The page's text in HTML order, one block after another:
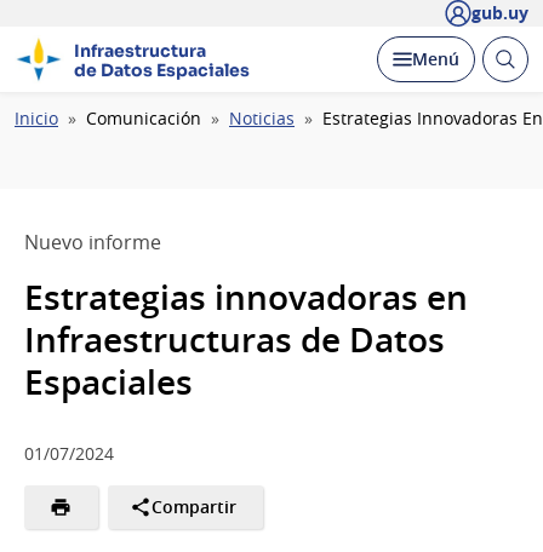
gub.uy
Infraestructura
de Datos Espaciales
Desplegar
Menú Abrir
Ruta
Inicio Comunicación Noticias Estrategias Innovadoras
Nuevo informe
Estrategias innovadoras en
Infraestructuras de Datos
Espaciales
01/07/2024
Compartir